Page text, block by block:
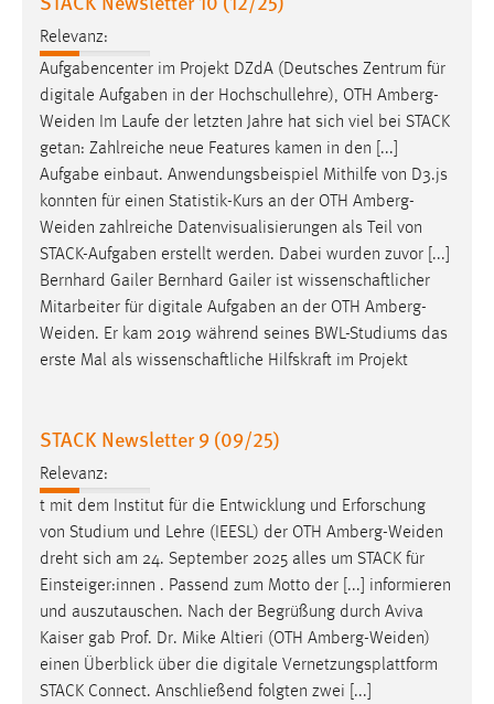
Relevanz:
Aufgabencenter im Projekt DZdA (Deutsches Zentrum für
digitale Aufgaben in der Hochschullehre), OTH Amberg-
Weiden Im Laufe der letzten Jahre hat sich viel bei STACK
getan: Zahlreiche neue Features kamen in den [...]
Aufgabe einbaut. Anwendungsbeispiel Mithilfe von D3.js
konnten für einen Statistik-Kurs an der OTH Amberg-
Weiden zahlreiche Datenvisualisierungen als Teil von
STACK-Aufgaben erstellt werden. Dabei wurden zuvor [...]
Bernhard Gailer Bernhard Gailer ist wissenschaftlicher
Mitarbeiter für digitale Aufgaben an der OTH Amberg-
Weiden. Er kam 2019 während seines BWL-Studiums das
erste Mal als wissenschaftliche Hilfskraft im Projekt
STACK Newsletter 9 (09/25)
Relevanz:
t mit dem Institut für die Entwicklung und Erforschung
von Studium und Lehre (IEESL) der OTH Amberg-Weiden
dreht sich am 24. September 2025 alles um STACK für
Einsteiger:innen . Passend zum Motto der [...] informieren
und auszutauschen. Nach der Begrüßung durch Aviva
Kaiser gab Prof. Dr. Mike Altieri (OTH Amberg-Weiden)
einen Überblick über die digitale Vernetzungsplattform
STACK Connect. Anschließend folgten zwei [...]
Name:
staticfilecache
Zweck:
Für performante Seitenauslieferung wird in diesem Cookie
gespeichert, ob man eingeloggt ist.
Sprachpräferenz
Name:
site-language-preference
Zweck:
Das Cookie speichert die gewählte Sprache der Website.
Chat
Name:
MibewSessionID, MIBEW_UserID, mibew_locale, mibew-
chat-frame-style-5e9dbeb1811c0446
Zweck:
Wird benötigt um die Chatfunktion nutzen zu können.
Cookie Laufzeit:
MibewSessionID, mibew-chat-frame-style-